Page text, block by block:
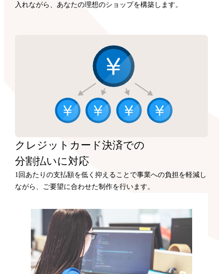
入れながら、あなたの理想のショップを構築します。
クレジットカード決済での
分割払いに対応
1回あたりの支払額を低く抑えることで事業への負担を軽減し
ながら、ご要望に合わせた制作を行います。